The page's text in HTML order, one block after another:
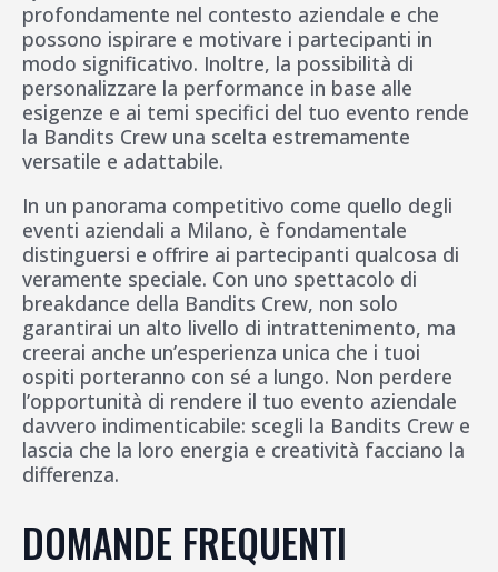
profondamente nel contesto aziendale e che
possono ispirare e motivare i partecipanti in
modo significativo. Inoltre, la possibilità di
personalizzare la performance in base alle
esigenze e ai temi specifici del tuo evento rende
la Bandits Crew una scelta estremamente
versatile e adattabile.
In un panorama competitivo come quello degli
eventi aziendali a Milano, è fondamentale
distinguersi e offrire ai partecipanti qualcosa di
veramente speciale. Con uno spettacolo di
breakdance della Bandits Crew, non solo
garantirai un alto livello di intrattenimento, ma
creerai anche un’esperienza unica che i tuoi
ospiti porteranno con sé a lungo. Non perdere
l’opportunità di rendere il tuo evento aziendale
davvero indimenticabile: scegli la Bandits Crew e
lascia che la loro energia e creatività facciano la
differenza.
DOMANDE FREQUENTI